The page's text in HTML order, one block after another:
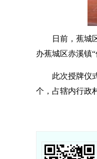
日前，蕉城
办蕉城区赤溪镇“
此次授牌仪
个，占辖内行政